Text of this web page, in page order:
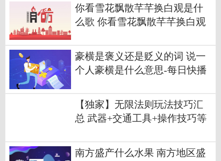
你看雪花飘散芊芊换白观是什
么歌 你看雪花飘散芊芊换白观
豪横是褒义还是贬义的词 说一
个人豪横是什么意思-每日快播
【独家】无限法则玩法技巧汇
总 武器+交通工具+操作技巧等
南方盛产什么水果 南方地区盛